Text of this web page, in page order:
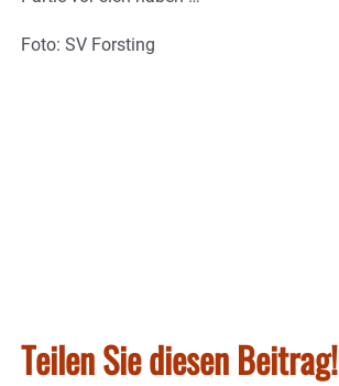
Foto: SV Forsting
Teilen Sie diesen Beitrag!